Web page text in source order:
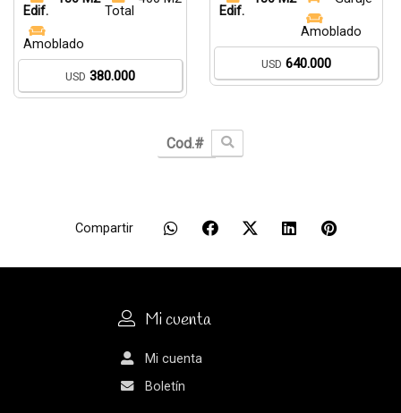
Edif.
Total
Amoblado
USD 380.000
Edif.
Amoblado
USD 640.000
Compartir
Mi cuenta
Mi cuenta
Boletín